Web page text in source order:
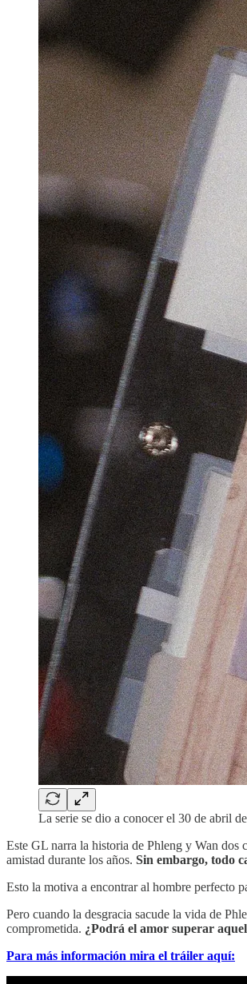
La serie se dio a conocer el 30 de abril
Este GL narra la historia de Phleng y Wan dos
amistad durante los años. Sin embargo, todo
Esto la motiva a encontrar al hombre perfecto
Pero cuando la desgracia sacude la vida de
comprometida. ¿Podrá el amor superar
Para más información mira el tráiler aquí: